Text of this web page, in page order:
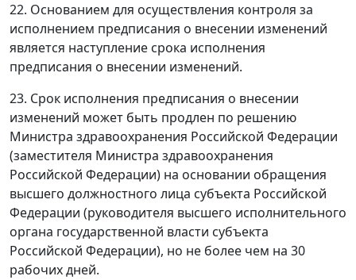
22. Основанием для осуществления контроля за
исполнением предписания о внесении изменений
является наступление срока исполнения
предписания о внесении изменений.
23. Срок исполнения предписания о внесении
изменений может быть продлен по решению
Министра здравоохранения Российской Федерации
(заместителя Министра здравоохранения
Российской Федерации) на основании обращения
высшего должностного лица субъекта Российской
Федерации (руководителя высшего исполнительного
органа государственной власти субъекта
Российской Федерации), но не более чем на 30
рабочих дней.